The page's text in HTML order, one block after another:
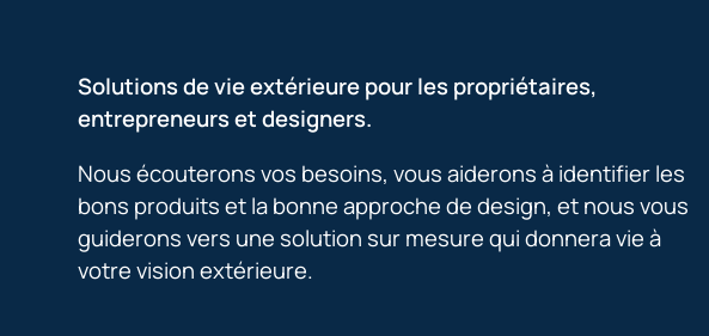
Solutions de vie extérieure pour les propriétaires,
entrepreneurs et designers.
Nous écouterons vos besoins, vous aiderons à identifier les
bons produits et la bonne approche de design, et nous vous
guiderons vers une solution sur mesure qui donnera vie à
votre vision extérieure.